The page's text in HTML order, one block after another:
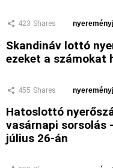
423 Shares
Skandináv lottó
ezeket a számokat
455 Shares
Hatoslottó
vasárnapi sorsolás
július 26-án